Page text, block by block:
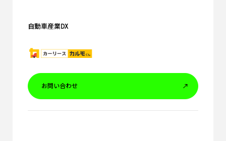
自動車産業DX
お問い合わせ